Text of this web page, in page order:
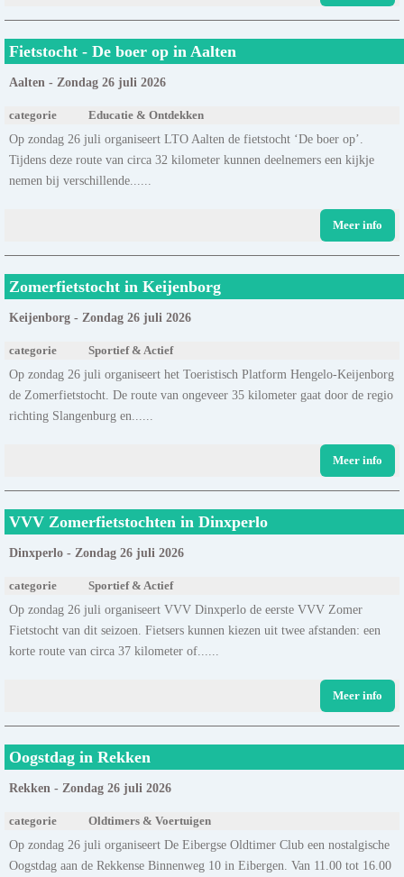
Fietstocht - De boer op in Aalten
Aalten - Zondag 26 juli 2026
categorie Educatie & Ontdekken
Op zondag 26 juli organiseert LTO Aalten de fietstocht ‘De boer op’.
Tijdens deze route van circa 32 kilometer kunnen deelnemers een kijkje
nemen bij verschillende......
Meer info
Zomerfietstocht in Keijenborg
Keijenborg - Zondag 26 juli 2026
categorie Sportief & Actief
Op zondag 26 juli organiseert het Toeristisch Platform Hengelo-Keijenborg
de Zomerfietstocht. De route van ongeveer 35 kilometer gaat door de regio
richting Slangenburg en......
Meer info
VVV Zomerfietstochten in Dinxperlo
Dinxperlo - Zondag 26 juli 2026
categorie Sportief & Actief
Op zondag 26 juli organiseert VVV Dinxperlo de eerste VVV Zomer
Fietstocht van dit seizoen. Fietsers kunnen kiezen uit twee afstanden: een
korte route van circa 37 kilometer of......
Meer info
Oogstdag in Rekken
Rekken - Zondag 26 juli 2026
categorie Oldtimers & Voertuigen
Op zondag 26 juli organiseert De Eibergse Oldtimer Club een nostalgische
Oogstdag aan de Rekkense Binnenweg 10 in Eibergen. Van 11.00 tot 16.00